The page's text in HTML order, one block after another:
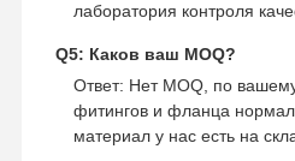
лаборатория контроля
Q5: Каков ваш MOQ?
Ответ: Нет MOQ, по
фитингов и фланца
материал у нас есть на